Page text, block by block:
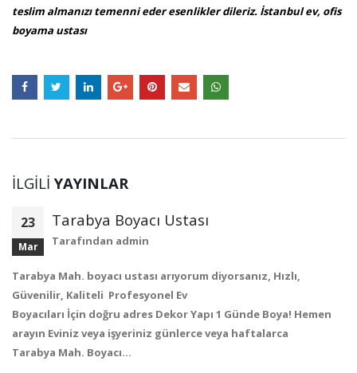
teslim almanızı temenni eder esenlikler dileriz. İstanbul ev, ofis
boyama ustası
İLGILIYAYINLAR
23
Mar
Tarabya Boyacı Ustası
Tarafından admin
Tarabya Mah. boyacı ustası arıyorum diyorsanız, Hızlı,
Güvenilir, Kaliteli Profesyonel Ev
Boyacıları İçin doğru adres Dekor Yapı 1 Günde Boya! Hemen
arayın Eviniz veya işyeriniz günlerce veya haftalarca
Tarabya Mah. Boyacı…